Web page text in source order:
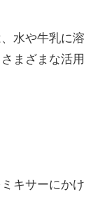
水や牛乳に溶
まざまな活用
キサーにかけ